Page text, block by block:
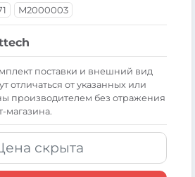
M2000003
поставки и внешний вид
отличаться от указанных или
производителем без отражения
магазина.
скрыта